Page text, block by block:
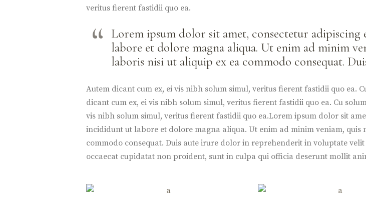
veritus fierent fastidii quo ea.
Lorem ipsum dolor sit amet, consectetur
labore et dolore magna aliqua. Ut enim ad minim
laboris nisi ut aliquip ex ea commodo consequat.
Autem dicant cum ex, ei vis nibh solum simul, veritus fierent fastidii quo ea.
dicant cum ex, ei vis nibh solum simul, veritus fierent fastidii quo ea. Cu
vis nibh solum simul, veritus fierent fastidii quo ea.Lorem ipsum dolor sit
incididunt ut labore et dolore magna aliqua. Ut enim ad minim veniam,
commodo consequat. Duis aute irure dolor in reprehenderit in voluptate
occaecat cupidatat non proident, sunt in culpa qui officia deserunt mollit